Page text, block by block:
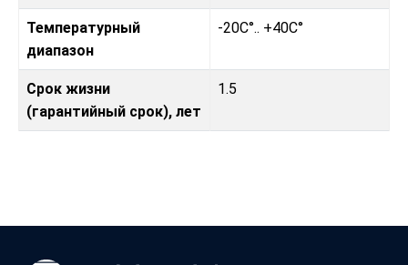
Температурный
диапазон
-20C°.. +40C°
Срок жизни
(гарантийный срок), лет
1.5